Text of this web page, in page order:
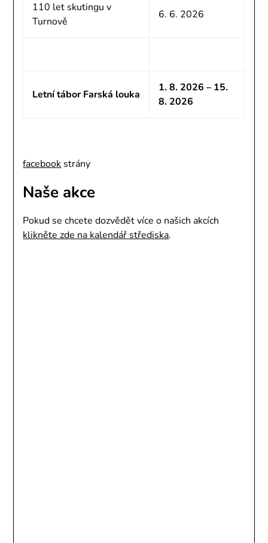
110 let skutingu v
Turnově
6. 6. 2026
Letní tábor Farská louka
1. 8. 2026 – 15.
8. 2026
facebook strány
Naše akce
Pokud se chcete dozvědět více o našich akcích
klikněte zde na kalendář střediska.